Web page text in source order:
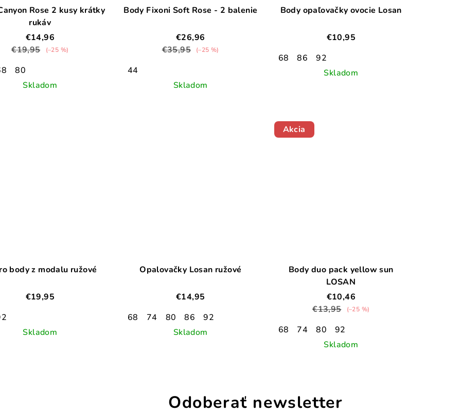
Rose 2 kusy krátky
rukáv
€14,96
€19,95
(–25 %)
80
Skladom
Body Fixoni Soft Rose - 2 balenie
€26,96
€35,95
(–25 %)
44
Skladom
Body opaľovačky ovocie Losan
€10,95
68
86
92
Skladom
body z modalu ružové
€19,95
Skladom
Opalovačky Losan ružové
€14,95
68
74 80 86
92
Skladom
Akcia
Body duo pack yellow sun
LOSAN
€10,46
€13,95
(–25 %)
68 74 80
92
Skladom
Odoberať newsletter